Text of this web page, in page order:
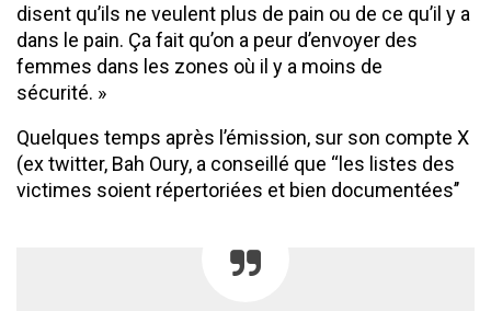
disent qu’ils ne veulent plus de pain ou de ce qu’il y a
dans le pain. Ça fait qu’on a peur d’envoyer des
femmes dans les zones où il y a moins de
sécurité. »
Quelques temps après l’émission, sur son compte X
(ex twitter, Bah Oury, a conseillé que ‘‘les listes des
victimes soient répertoriées et bien documentées’’